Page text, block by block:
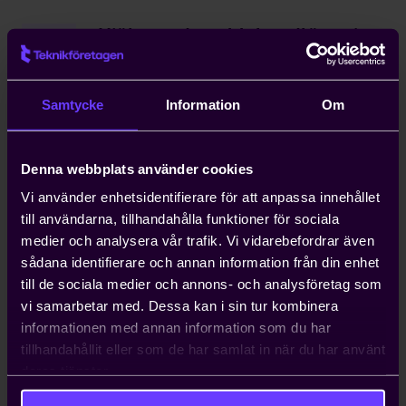
Samtycke Information Om
Denna webbplats använder cookies
Vi använder enhetsidentifierare för att anpassa innehållet
till användarna, tillhandahålla funktioner för sociala
medier och analysera vår trafik. Vi vidarebefordrar även
sådana identifierare och annan information från din enhet
till de sociala medier och annons- och analysföretag som
vi samarbetar med. Dessa kan i sin tur kombinera
informationen med annan information som du har
tillhandahållit eller som de har samlat in när du har använt
Hjälp med snabb handläggning
av arbetstillstånd
Kompetensförsörjning är ett växande
problem för entreprenörer, och att
anställa icke-EU-medborgare kan ta upp
arbetstillstånd på tio dagar.
Hjälp med att driva viktiga
näringspolitiska frågor
Vi bedriver påverkans- och
opinionsarbete i Sverige och EU för att
ta tillvara våra medlemmars intressen.
Genom oss har du möjlighet att påverka
beslut som du som enskilt företag i
vanliga fall bara får ta konsekvenserna av.